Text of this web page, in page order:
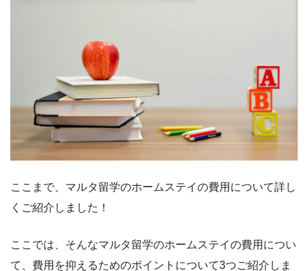
ここまで、マルタ留学のホームステイの費用について詳し
くご紹介しました！
ここでは、そんなマルタ留学のホームステイの費用につい
て、費用を抑えるためのポイントについて3つご紹介しま